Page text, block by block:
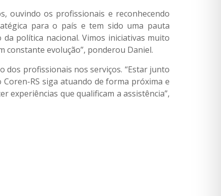
ouvindo os profissionais e reconhecendo
para o país e tem sido uma pauta
política nacional. Vimos iniciativas muito
evolução”, ponderou Daniel.
dos profissionais nos serviços. “Estar junto
RS siga atuando de forma próxima e
experiências que qualificam a assistência”,